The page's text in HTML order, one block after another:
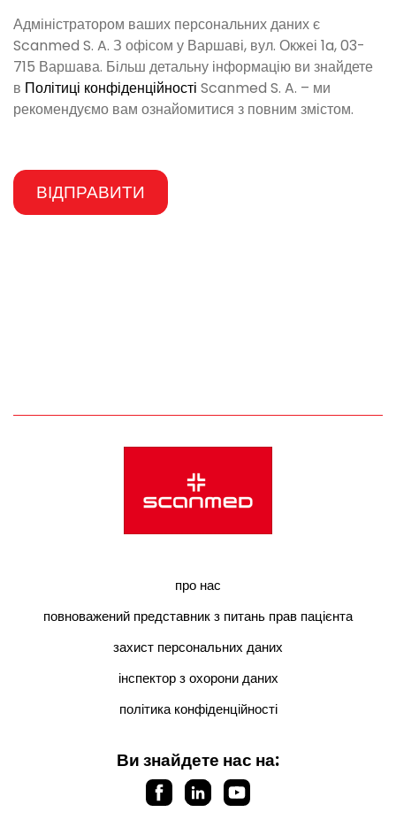
Адміністратором ваших персональних даних є
Scanmed S. A. З офісом у Варшаві, вул. Окжеі 1a, 03-
715 Варшава. Більш детальну інформацію ви знайдете
в Політиці конфіденційності Scanmed S. A. – ми
рекомендуємо вам ознайомитися з повним змістом.
про нас
повноважений представник з питань прав пацієнта
захист персональних даних
інспектор з охорони даних
політика конфіденційності
Ви знайдете нас на: